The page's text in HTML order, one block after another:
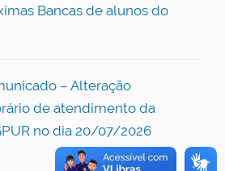
Bancas de alunos do
– Alteração
de atendimento da
no dia 20/07/2026